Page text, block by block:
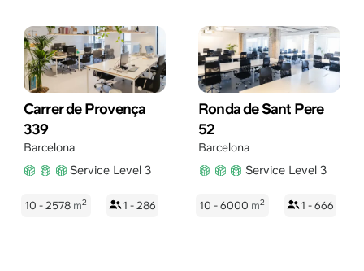
Carrer de Provença
339
Barcelona
Service Level 3
10 - 2578 m2 1 - 286
Ronda de Sant Pere
52
Barcelona
Service Level 3
10 - 6000 m2 1 - 666